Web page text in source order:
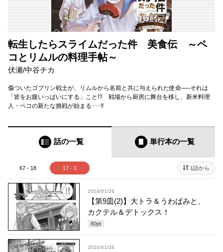
転生したらスライムだった件 美食伝 ～ペ
コとリムルの料理手帖～
伏瀬/中谷チカ
傷ついたゴブリン戦士が、リムルから名前と共に与えられた使命──それは
「皆をお腹いっぱいにする」こと!? 戦場から厨房に舞台を移し、新米料理
人・ペコの新たな挑戦が始まる･･･!!
話の一覧 単行本の一覧
67 - 18 17 - 1 1話から
2024/01/26
【第9皿(2)】大トラ＆うわばみと、
カクテル＆デトックス！
80pt
2024/01/26